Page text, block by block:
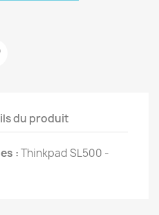
du produit
:Thinkpad SL500 -